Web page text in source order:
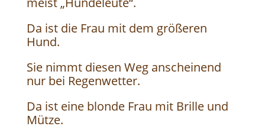
Da ist die Frau mit dem größeren
Hund.
Sie nimmt diesen Weg anscheinend
nur bei Regenwetter.
Da ist eine blonde Frau mit Brille und
Mütze.